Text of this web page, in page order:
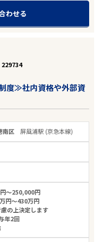
わせる
229734
度≫社内資格や外部資
南区 屏風浦駅 (京急本線)
～250,000円
円～430万円
の上決定します
年2回